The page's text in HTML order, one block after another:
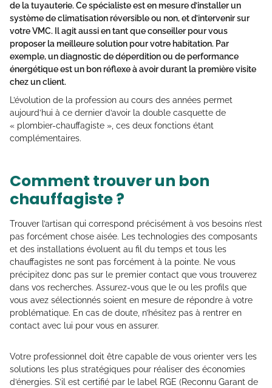
de la tuyauterie. Ce spécialiste est en mesure d’installer un
système de climatisation réversible ou non, et d’intervenir sur
votre VMC. Il agit aussi en tant que conseiller pour vous
proposer la meilleure solution pour votre habitation. Par
exemple, un diagnostic de déperdition ou de performance
énergétique est un bon réflexe à avoir durant la première visite
chez un client.
L’évolution de la profession au cours des années permet
aujourd’hui à ce dernier d’avoir la double casquette de
« plombier-chauffagiste », ces deux fonctions étant
complémentaires.
Comment trouver un bon
chauffagiste ?
Trouver l’artisan qui correspond précisément à vos besoins n’est
pas forcément chose aisée. Les technologies des composants
et des installations évoluent au fil du temps et tous les
chauffagistes ne sont pas forcément à la pointe. Ne vous
précipitez donc pas sur le premier contact que vous trouverez
dans vos recherches. Assurez-vous que le ou les profils que
vous avez sélectionnés soient en mesure de répondre à votre
problématique. En cas de doute, n’hésitez pas à rentrer en
contact avec lui pour vous en assurer.
Votre professionnel doit être capable de vous orienter vers les
solutions les plus stratégiques pour réaliser des économies
d’énergies. S’il est certifié par le label RGE (Reconnu Garant de